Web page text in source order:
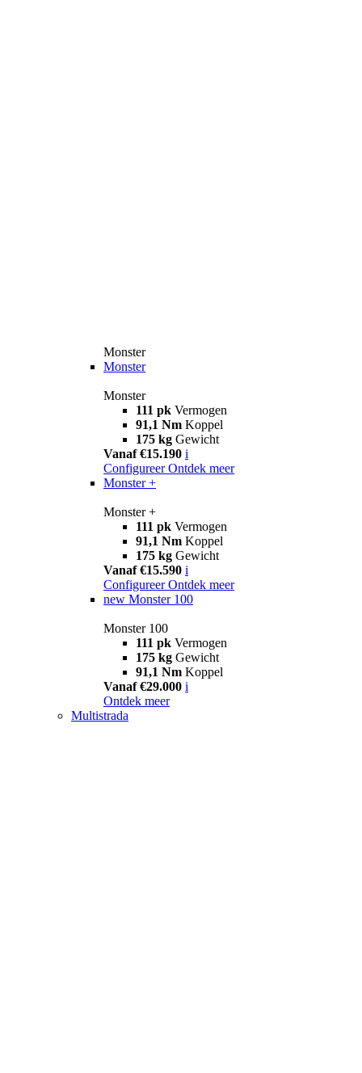
Monster
Monster
Monster
111 pk Vermogen
91,1 Nm Koppel
175 kg Gewicht
Vanaf €15.190 i
Configureer Ontdek meer
Monster +
Monster +
111 pk Vermogen
91,1 Nm Koppel
175 kg Gewicht
Vanaf €15.590 i
Configureer Ontdek meer
new Monster 100
Monster 100
111 pk Vermogen
175 kg Gewicht
91,1 Nm Koppel
Vanaf €29.000 i
Ontdek meer
Multistrada